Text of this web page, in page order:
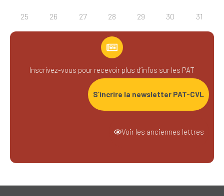
25 26 27 28 29 30 31
Inscrivez-vous pour recevoir plus d’infos sur les PAT
S’incrire la newsletter PAT-CVL
Voir les anciennes lettres